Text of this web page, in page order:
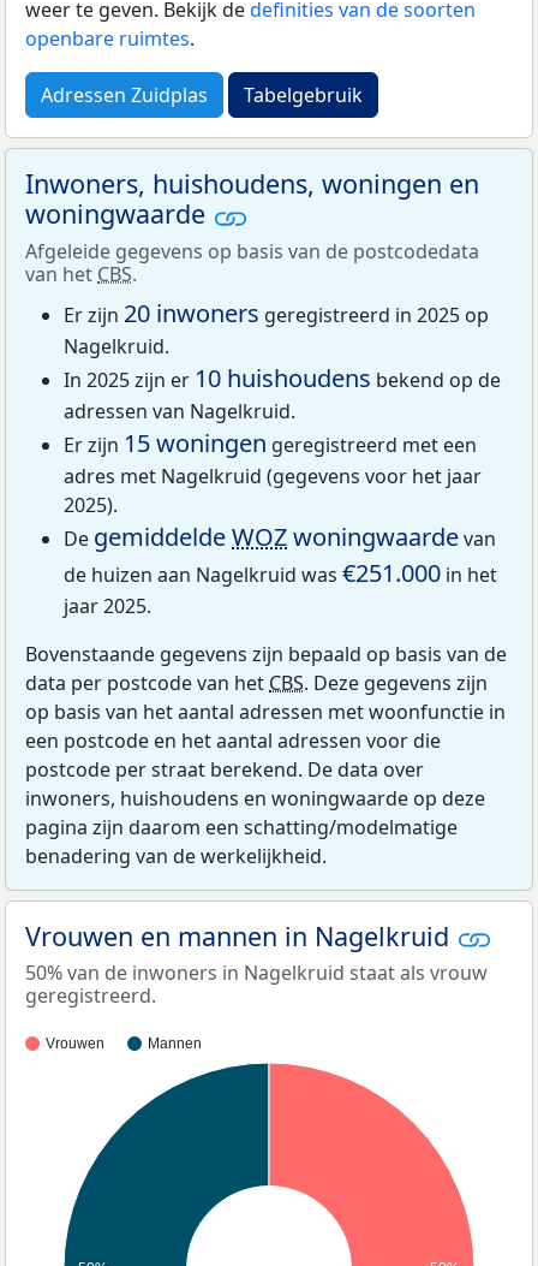
weer te geven. Bekijk dedefinities van de soorten
openbare ruimtes.
Adressen Zuidplas Tabelgebruik
Inwoners, huishoudens, woningen en
woningwaarde
Afgeleide gegevens op basis van de postcodedata
van het CBS.
Er zijn 20 inwoners geregistreerd in 2025 op
Nagelkruid.
In 2025 zijn er 10 huishoudens bekend op de
adressen van Nagelkruid.
Er zijn 15 woningen geregistreerd met een
adres met Nagelkruid (gegevens voor het jaar
2025).
De gemiddeldeWOZwoningwaardevan
de huizen aan Nagelkruid was €251.000 in het
jaar 2025.
Bovenstaande gegevens zijn bepaald op basis van de
data per postcode van het CBS. Deze gegevens zijn
op basis van het aantal adressen met woonfunctie in
een postcode en het aantal adressen voor die
postcode per straat berekend. De data over
inwoners, huishoudens en woningwaarde op deze
pagina zijn daarom een schatting/modelmatige
benadering van de werkelijkheid.
Vrouwen en mannen in Nagelkruid
50% van de inwoners in Nagelkruid staat als vrouw
geregistreerd.
Vrouwen Mannen